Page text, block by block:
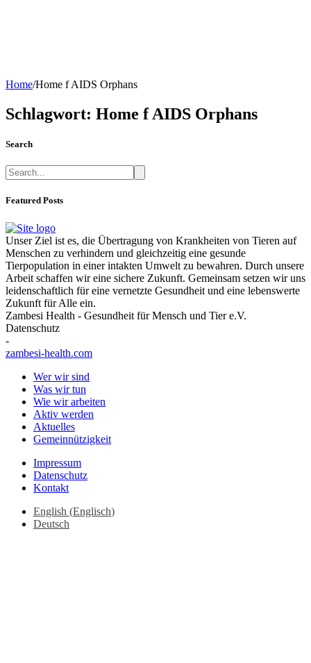
Home/Home f AIDS Orphans
Schlagwort: Home f AIDS Orphans
Search
Featured Posts
Unser Ziel ist es, die Übertragung von Krankheiten von Tieren auf
Menschen zu verhindern und gleichzeitig eine gesunde
Tierpopulation in einer intakten Umwelt zu bewahren. Durch unsere
Arbeit schaffen wir eine sichere Zukunft. Gemeinsam setzen wir uns
leidenschaftlich für eine vernetzte Gesundheit und eine lebenswerte
Zukunft für Alle ein.
Zambesi Health - Gesundheit für Mensch und Tier e.V.
Datenschutz
-
zambesi-health.com
Wer wir sind
Was wir tun
Wie wir arbeiten
Aktiv werden
Aktuelles
Gemeinnützigkeit
Impressum
Datenschutz
Kontakt
English (Englisch)
Deutsch